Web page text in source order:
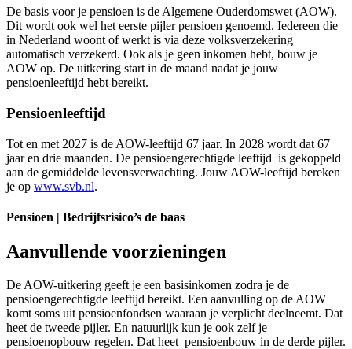
De basis voor je pensioen is de Algemene Ouderdomswet (AOW).
Dit wordt ook wel het eerste pijler pensioen genoemd. Iedereen die
in Nederland woont of werkt is via deze volksverzekering
automatisch verzekerd. Ook als je geen inkomen hebt, bouw je
AOW op. De uitkering start in de maand nadat je jouw
pensioenleeftijd hebt bereikt.
Pensioenleeftijd
Tot en met 2027 is de AOW-leeftijd 67 jaar. In 2028 wordt dat 67
jaar en drie maanden. De pensioengerechtigde leeftijd is gekoppeld
aan de gemiddelde levensverwachting. Jouw AOW-leeftijd bereken
je op www.svb.nl.
Pensioen | Bedrijfsrisico’s de baas
Aanvullende voorzieningen
De AOW-uitkering geeft je een basisinkomen zodra je de
pensioengerechtigde leeftijd bereikt. Een aanvulling op de AOW
komt soms uit pensioenfondsen waaraan je verplicht deelneemt. Dat
heet de tweede pijler. En natuurlijk kun je ook zelf je
pensioenopbouw regelen. Dat heet pensioenbouw in de derde pijler.